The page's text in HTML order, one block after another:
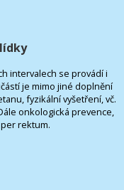
intervalech se provádí i
je mimo jiné doplnění
fyzikální vyšetření, vč.
onkologická prevence,
rektum.